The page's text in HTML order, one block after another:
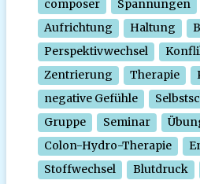
composer Spannungen
Aufrichtung
Haltung
Perspektivwechsel
Zentrierung
Therapie
negative Gefühle
Gruppe
Seminar
Colon-Hydro-Therapie
Stoffwechsel
Blutdruck